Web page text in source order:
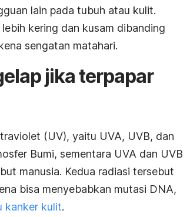
lain pada tubuh atau kulit.
kering dan kusam dibanding
sengatan matahari.
jika terpapar
(UV), yaitu UVA, UVB, dan
Bumi, sementara UVA dan UVB
manusia. Kedua radiasi tersebut
bisa menyebabkan mutasi DNA,
kanker kulit.